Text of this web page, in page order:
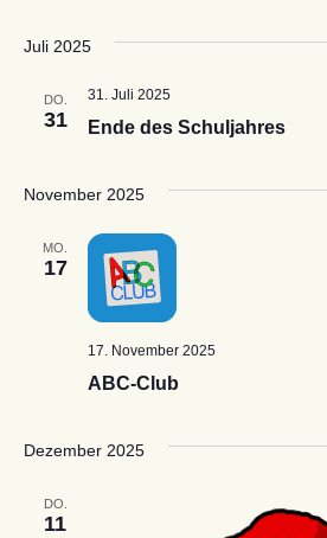
Juli 2025
DO.
31 Ende des Schuljahres
31. Juli 2025
November 2025
MO.
17
ABC-Club
17. November 2025
Dezember 2025
DO.
11